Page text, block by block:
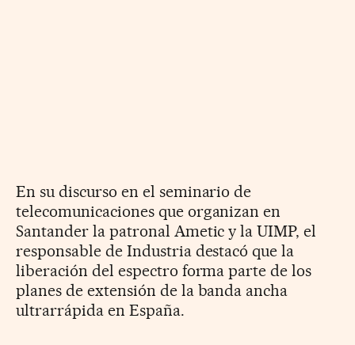
En su discurso en el seminario de
telecomunicaciones que organizan en
Santander la patronal Ametic y la UIMP, el
responsable de Industria destacó que la
liberación del espectro forma parte de los
planes de extensión de la banda ancha
ultrarrápida en España.